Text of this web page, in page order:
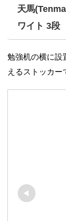
天馬
ワイト 3段
勉強机の横に設
えるストッカー